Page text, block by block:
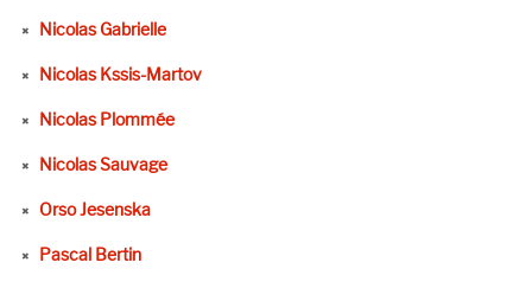
Nicolas Gabrielle
Nicolas Kssis-Martov
Nicolas Plommée
Nicolas Sauvage
Orso Jesenska
Pascal Bertin